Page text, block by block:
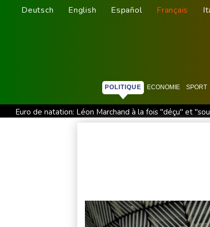
Deutsch English Español Français
POLITIQUE ECONOMIE SPORT
Euro de natation: Léon Marchand à la fois "déçu" et